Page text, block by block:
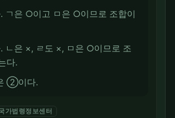
은 ○이고 ㅁ은 ○이므로 조합이
은 ×, ㄹ도 ×, ㅁ은 ○이므로 조
다.
②이다.
가법령정보센터